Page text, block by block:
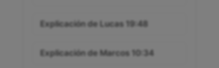
Explicación de Lucas 19:48
Explicación de Marcos 10:34